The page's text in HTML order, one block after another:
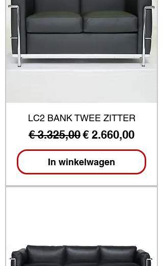
LC2 BANK TWEE ZITTER
Normale prijs
€ 3.325,00Verkoopprijs
€ 2.660,00
In winkelwagen